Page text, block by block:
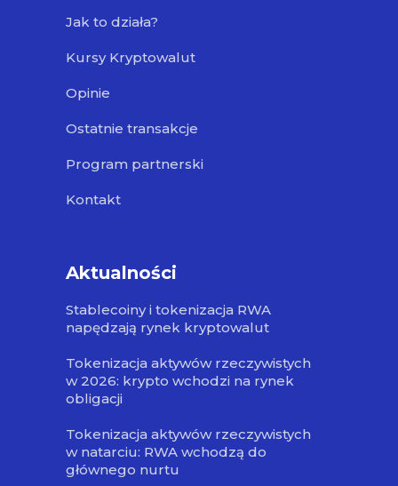
Jak to działa?
Kursy Kryptowalut
Opinie
Ostatnie transakcje
Program partnerski
Kontakt
Aktualności
Stablecoiny i tokenizacja RWA
napędzają rynek kryptowalut
Tokenizacja aktywów rzeczywistych
w 2026: krypto wchodzi na rynek
obligacji
Tokenizacja aktywów rzeczywistych
w natarciu: RWA wchodzą do
głównego nurtu